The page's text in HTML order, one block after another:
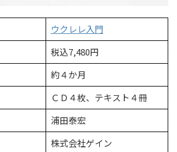
ウクレレ入門
税込7,480円
約４か月
ＣＤ４枚、テキスト４冊
浦田泰宏
株式会社ゲイン